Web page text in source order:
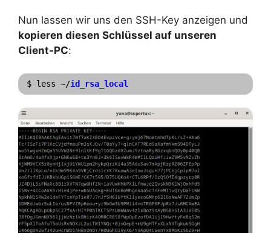
Nun lassen wir uns den SSH-Key anzeigen und
kopieren diesen Schlüssel auf unseren
Client-PC:
$ less ~/id_rsa_local